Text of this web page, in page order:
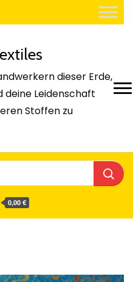
dieser Erde,
deine Leidenschaft
Stoffen zu
0,00 €